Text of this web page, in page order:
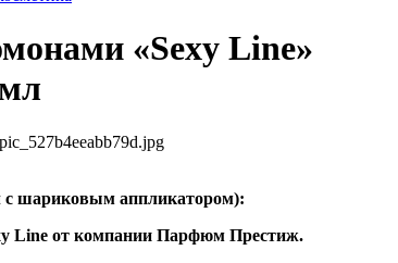
«Sexy Line»
pic_527b4eeabb79d.jpg
с шариковым аппликатором):
Line от компании Парфюм Престиж.